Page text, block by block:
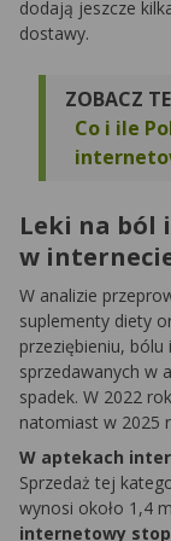
dodają jeszcze
dostawy.
ZOBACZ
Co i ile
Leki na ból
w
W analizie
suplementy diety
przeziębieniu, bólu i
sprzedawanych w
spadek. W 2022
natomiast w 2025
W aptekach
Sprzedaż tej
wynosi około 1,4
internetowy